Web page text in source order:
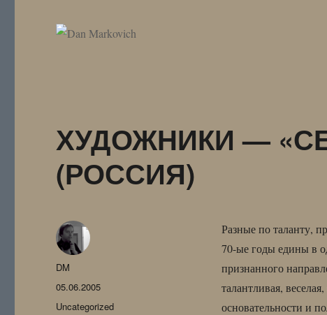
ХУДОЖНИКИ —
(РОССИЯ)
Разные по таланту,
70-ые годы едины в
признанного
талантливая,
основательности и
Автор
DM
Опубликовано
05.06.2005
Рубрики
Uncategorized